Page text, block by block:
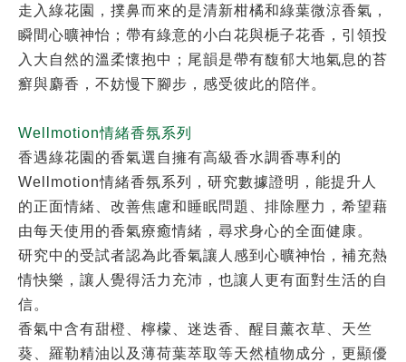
走入綠花園，撲鼻而來的是清新柑橘和綠葉微涼香氣，
瞬間心曠神怡；帶有綠意的小白花與梔子花香，引領投
入大自然的溫柔懷抱中；尾韻是帶有馥郁大地氣息的苔
癬與麝香，不妨慢下腳步，感受彼此的陪伴。
Wellmotion情緒香氛系列
香遇綠花園的香氣選自擁有高級香水調香專利的
Wellmotion情緒香氛系列，研究數據證明，能提升人
的正面情緒、改善焦慮和睡眠問題、排除壓力，希望藉
由每天使用的香氣療癒情緒，尋求身心的全面健康。
研究中的受試者認為此香氣讓人感到心曠神怡，補充熱
情快樂，讓人覺得活力充沛，也讓人更有面對生活的自
信。
香氣中含有甜橙、檸檬、迷迭香、醒目薰衣草、天竺
葵、羅勒精油以及薄荷葉萃取等天然植物成分，更顯優